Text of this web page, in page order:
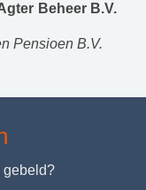
Beheer B.V.
Pensioen B.V.
gebeld?